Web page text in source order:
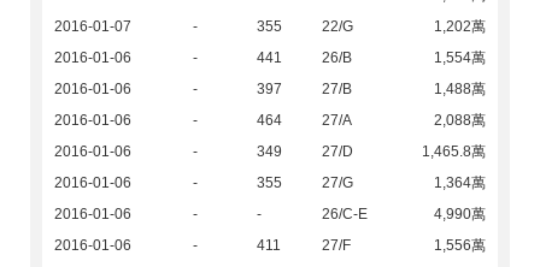
2016-01-07
- 355 22/G
1,202萬
2016-01-06
- 441 26/B
1,554萬
2016-01-06
- 397 27/B
1,488萬
2016-01-06
- 464 27/A
2,088萬
2016-01-06
- 349 27/D
1,465.8萬
2016-01-06
- 355 27/G
1,364萬
2016-01-06
- - 26/C-E
4,990萬
2016-01-06
- 411 27/F
1,556萬